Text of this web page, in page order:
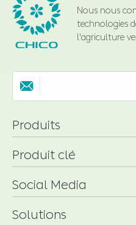
Nous nous
technologies
l'agriculture

Produits
Produit clé
Social Media
Solutions